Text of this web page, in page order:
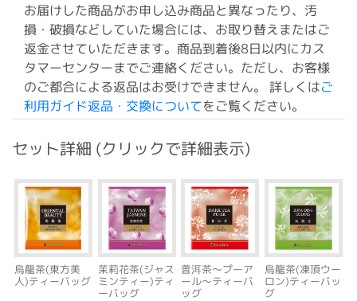
お届けした商品がお申し込み商品と異なったり、汚
損・破損などしていた場合には、お取り替えまたはご
返金させていただきます。商品到着後8日以内にカス
タマーセンターまでご連絡ください。ただし、お客様
のご都合による返品はお受けできません。 詳しくはご
利用ガイド返品・交換についてをご覧ください。
セット詳細 (クリックで詳細表示)
烏龍茶(東方美
人)ティーバッグ
茉莉花茶(ジャス
ミンティー)ティ
ーバッグ
普洱茶～プーア
ール～ティーバ
ッグ
烏龍茶(凍頂ウー
ロン)ティーバッ
グ